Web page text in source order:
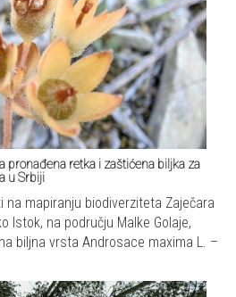
pronađena retka i zaštićena biljka za
u Srbiji
mapiranju biodiverziteta Zaječara
Istok, na području Malke Golaje,
biljna vrsta Androsace maxima L. –